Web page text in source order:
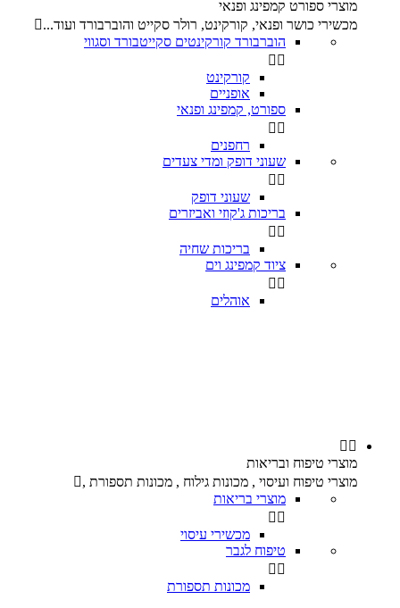
מוצרי ספורט קמפינג ופנאי
מכשירי כושר ופנאי, קורקינט, רולר סקייט והוברבורד ועוד...
הוברבורד קורקינטים סקייטבורד וסגווי
 
קורקינט
אופניים
ספורט, קמפינג ופנאי
 
רחפנים
שעוני דופק ומדי צעדים
 
שעוני דופק
בריכות ג'קוזי ואביזרים
 
בריכות שחיה
ציוד קמפינג וים
 
אוהלים
 
מוצרי טיפוח ובריאות
מוצרי טיפוח ועיסוי , מכונות גילוח , מכונות תספורת ,
מוצרי בריאות
 
מכשירי עיסוי
טיפוח לגבר
 
מכונות תספורת